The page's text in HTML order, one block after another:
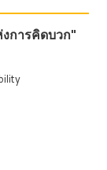
การคิดบวก"